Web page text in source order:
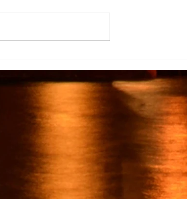
Contrapunto